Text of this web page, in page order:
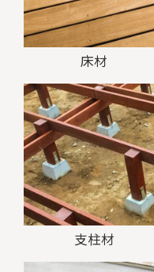
床材
支柱材